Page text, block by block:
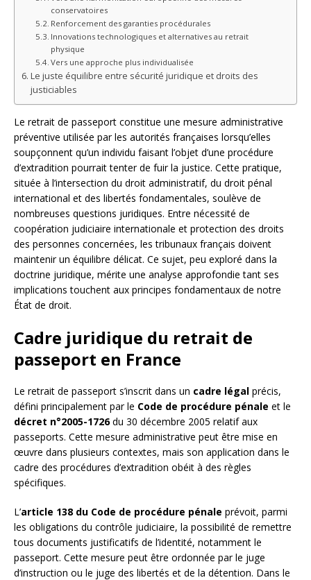
conservatoires
Renforcement des garanties procédurales
Innovations technologiques et alternatives au retrait
physique
Vers une approche plus individualisée
Le juste équilibre entre sécurité juridique et droits des
justiciables
Le retrait de passeport constitue une mesure administrative
préventive utilisée par les autorités françaises lorsqu’elles
soupçonnent qu’un individu faisant l’objet d’une procédure
d’extradition pourrait tenter de fuir la justice. Cette pratique,
située à l’intersection du droit administratif, du droit pénal
international et des libertés fondamentales, soulève de
nombreuses questions juridiques. Entre nécessité de
coopération judiciaire internationale et protection des droits
des personnes concernées, les tribunaux français doivent
maintenir un équilibre délicat. Ce sujet, peu exploré dans la
doctrine juridique, mérite une analyse approfondie tant ses
implications touchent aux principes fondamentaux de notre
État de droit.
Cadre juridique du retrait de
passeport en France
Le retrait de passeport s’inscrit dans un cadre légal précis,
défini principalement par le Code de procédure pénale et le
décret n°2005-1726du 30 décembre 2005 relatif aux
passeports. Cette mesure administrative peut être mise en
œuvre dans plusieurs contextes, mais son application dans le
cadre des procédures d’extradition obéit à des règles
spécifiques.
L’article 138 du Code de procédure pénale prévoit, parmi
les obligations du contrôle judiciaire, la possibilité de remettre
tous documents justificatifs de l’identité, notamment le
passeport. Cette mesure peut être ordonnée par le juge
d’instruction ou le juge des libertés et de la détention. Dans le